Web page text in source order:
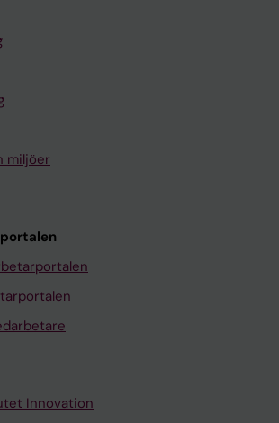
miljöer
Innovation